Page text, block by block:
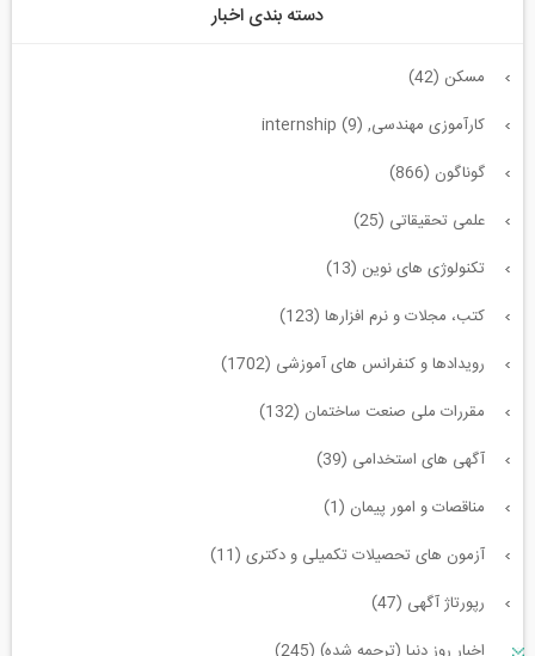
دسته بندی اخبار
مسکن (42)
کارآموزی مهندسی, internship (9)
گوناگون (866)
علمی تحقیقاتی (25)
تکنولوژی های نوین (13)
کتب، مجلات و نرم افزارها (123)
رویدادها و کنفرانس های آموزشی (1702)
مقررات ملی صنعت ساختمان (132)
آگهی های استخدامی (39)
مناقصات و امور پیمان (1)
آزمون های تحصیلات تکمیلی و دکتری (11)
رپورتاژ آگهی (47)